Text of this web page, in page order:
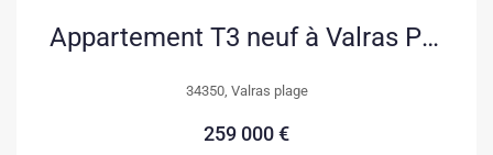
Appartement T3 neuf à Valras Plage avec balcon et parking, livraison 2027
34350, Valras plage
259 000 €